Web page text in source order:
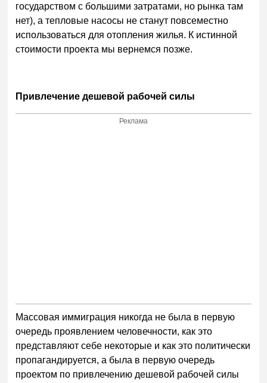
государством с большими затратами, но рынка там
нет), а тепловые насосы не станут повсеместно
использоваться для отопления жилья. К истинной
стоимости проекта мы вернемся позже.
Привлечение дешевой рабочей силы
Реклама
Массовая иммиграция никогда не была в первую
очередь проявлением человечности, как это
представляют себе некоторые и как это политически
пропагандируется, а была в первую очередь
проектом по привлечению дешевой рабочей силы